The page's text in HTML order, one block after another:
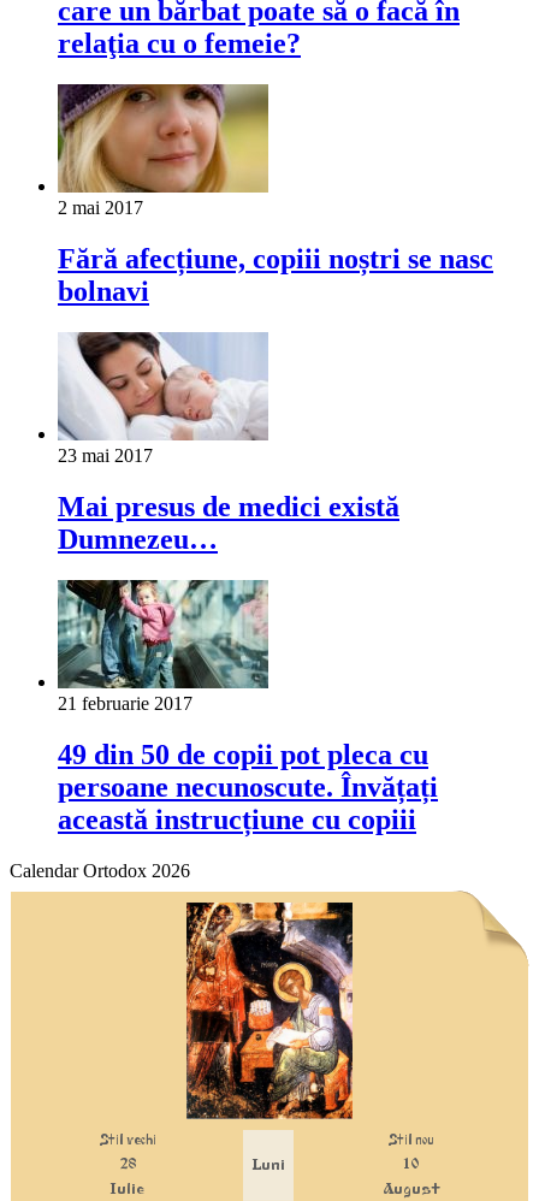
care un bărbat poate să o facă în
relaţia cu o femeie?
2 mai 2017
Fără afecțiune, copiii noștri se nasc
bolnavi
23 mai 2017
Mai presus de medici există
Dumnezeu…
21 februarie 2017
49 din 50 de copii pot pleca cu
persoane necunoscute. Învățați
această instrucțiune cu copiii
Calendar Ortodox 2026